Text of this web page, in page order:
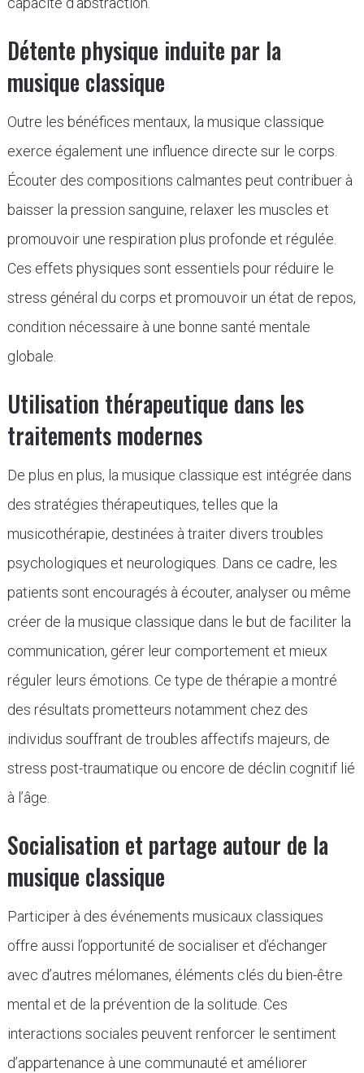
Détente physique induite par la
musique classique
Outre les bénéfices mentaux, la musique classique
exerce également une influence directe sur le corps.
Écouter des compositions calmantes peut contribuer à
baisser la pression sanguine, relaxer les muscles et
promouvoir une respiration plus profonde et régulée.
Ces effets physiques sont essentiels pour réduire le
stress général du corps et promouvoir un état de repos,
condition nécessaire à une bonne santé mentale
globale.
Utilisation thérapeutique dans les
traitements modernes
De plus en plus, la musique classique est intégrée dans
des stratégies thérapeutiques, telles que la
musicothérapie, destinées à traiter divers troubles
psychologiques et neurologiques. Dans ce cadre, les
patients sont encouragés à écouter, analyser ou même
créer de la musique classique dans le but de faciliter la
communication, gérer leur comportement et mieux
réguler leurs émotions. Ce type de thérapie a montré
des résultats prometteurs notamment chez des
individus souffrant de troubles affectifs majeurs, de
stress post-traumatique ou encore de déclin cognitif lié
à l’âge.
Socialisation et partage autour de la
musique classique
Participer à des événements musicaux classiques
offre aussi l’opportunité de socialiser et d’échanger
avec d’autres mélomanes, éléments clés du bien-être
mental et de la prévention de la solitude. Ces
interactions sociales peuvent renforcer le sentiment
d’appartenance à une communauté et améliorer